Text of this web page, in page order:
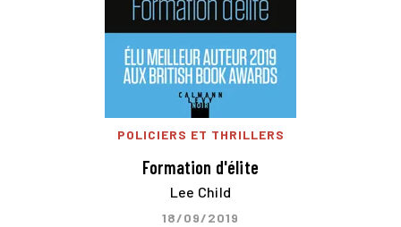
POLICIERS ET THRILLERS
Formation d'élite
Lee Child
18/09/2019